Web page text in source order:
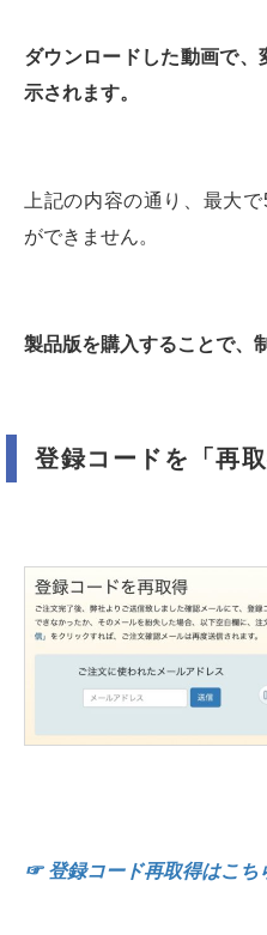
ダウンロードした動画で
示されます。
上記の内容の通り、最大
ができません。
製品版を購入することで、
登録コードを「再
☞ 登録コード再取得はこち